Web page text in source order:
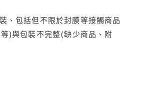
、包括但不限於封膜等接觸商品
)與包裝不完整(缺少商品、附